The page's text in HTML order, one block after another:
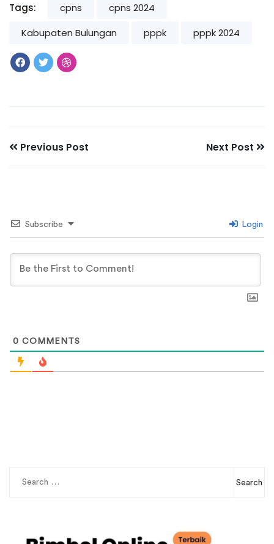
Tags: cpns
cpns 2024
Kabupaten Bulungan
pppk pppk 2024
Previous Post Next Post
Subscribe Login
0 COMMENTS
Search